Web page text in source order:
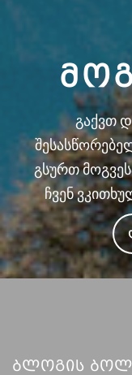
გაქვთ
გსურთ
ჩვენ
Ბლოგის